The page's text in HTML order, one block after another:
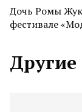
Дочь Ромы
фестивале
Другие